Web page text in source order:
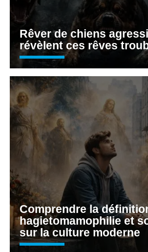
Rêver de chiens
révèlent ces rêves
Comprendre la
hagietomamophilie et
sur la culture moderne